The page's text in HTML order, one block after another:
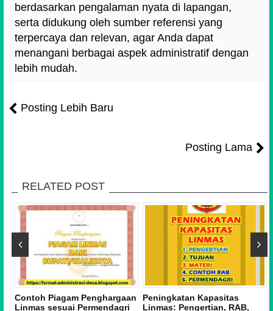
berdasarkan pengalaman nyata di lapangan,
serta didukung oleh sumber referensi yang
terpercaya dan relevan, agar Anda dapat
menangani berbagai aspek administratif dengan
lebih mudah.
Posting Lebih Baru
Posting Lama
RELATED POST
Contoh Piagam Penghargaan
Linmas sesuai Permendagri
Peningkatan Kapasitas
Linmas: Pengertian, RAB,